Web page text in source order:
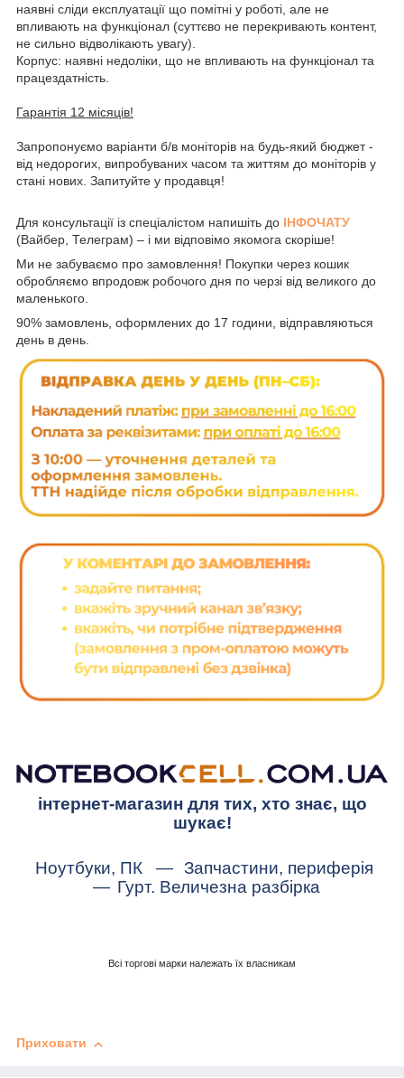
наявні сліди експлуатації що помітні у роботі, але не
впливають на функціонал (суттєво не перекривають контент,
не сильно відволікають увагу).
Корпус: наявні недоліки, що не впливають на функціонал та
працездатність.
Гарантія 12 місяців!
Запропонуємо варіанти б/в моніторів на будь-який бюджет -
від недорогих, випробуваних часом та життям до моніторів у
стані нових. Запитуйте у продавця!
Для консультації із спеціалістом напишіть до ІНФОЧАТУ
(Вайбер, Телеграм) – і ми відповімо якомога скоріше!
Ми не забуваємо про замовлення! Покупки через кошик
обробляємо впродовж робочого дня по черзі від великого до
маленького.
90% замовлень, оформлених до 17 години, відправляються
день в день.
інтернет-магазин для тих, хто знає, що
шукає!
Ноутбуки, ПК — Запчастини, периферія
— Гурт. Величезна разбірка
Всі торгові марки належать їх власникам
Приховати